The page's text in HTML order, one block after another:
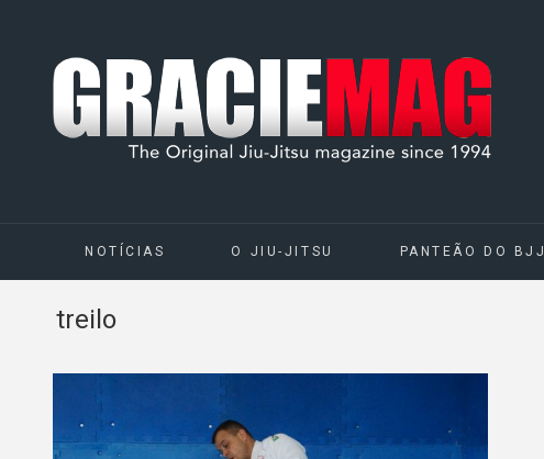
NOTÍCIAS O JIU-JITSU PANTEÃO DO BJJ
treilo